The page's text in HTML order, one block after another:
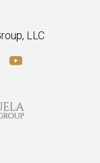
LLC